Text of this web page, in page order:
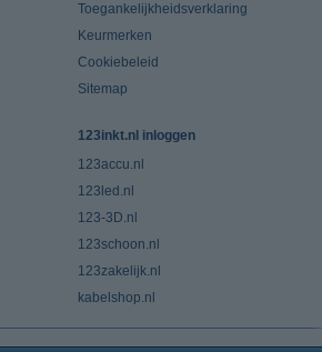
Toegankelijkheidsverklaring
Keurmerken
Cookiebeleid
Sitemap
123inkt.nl inloggen
123accu.nl
123led.nl
123-3D.nl
123schoon.nl
123zakelijk.nl
kabelshop.nl